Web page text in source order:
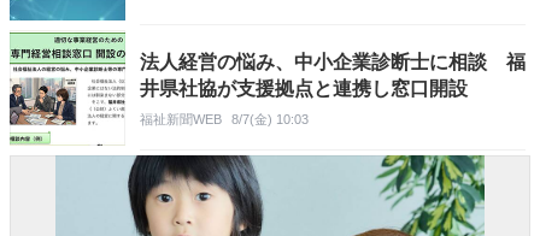
法人経営の悩み、中小企業診断士に相談 福
井県社協が支援拠点と連携し窓口開設
福祉新聞WEB 8/7(金) 10:03